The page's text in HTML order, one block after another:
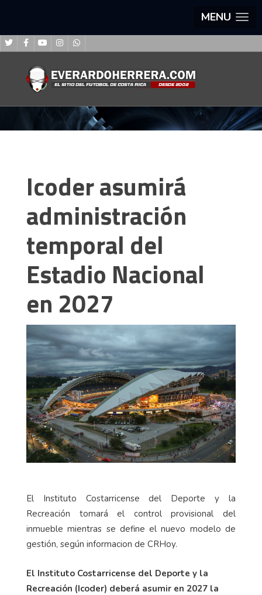
MENU
Icoder asumirá
administración
temporal del
Estadio Nacional
en 2027
El Instituto Costarricense del Deporte y la
Recreación tomará el control provisional del
inmueble mientras se define el nuevo modelo de
gestión, según informacion de CRHoy.
El Instituto Costarricense del Deporte y la
Recreación (Icoder) deberá asumir en 2027 la